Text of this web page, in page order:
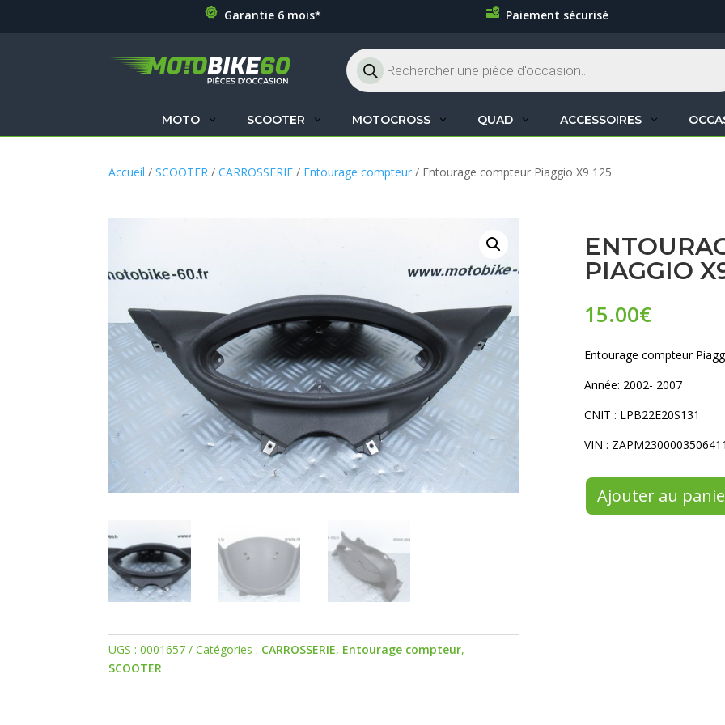
Garantie 6 mois* Paiement sécurisé
Recherche
de
produits
MOTO SCOOTER MOTOCROSS QUAD ACCESSOIRES
Accueil /SCOOTER /CARROSSERIE / Entourage compteur / Entourage compteur Piaggio X9 125
UGS :0001657 Catégories : CARROSSERIE, Entourage compteur,
SCOOTER
PIAGGIO
15.00€
Entourage compteur
Année: 2002- 2007
CNIT : LPB22E20S131
VIN :
Ajouter au